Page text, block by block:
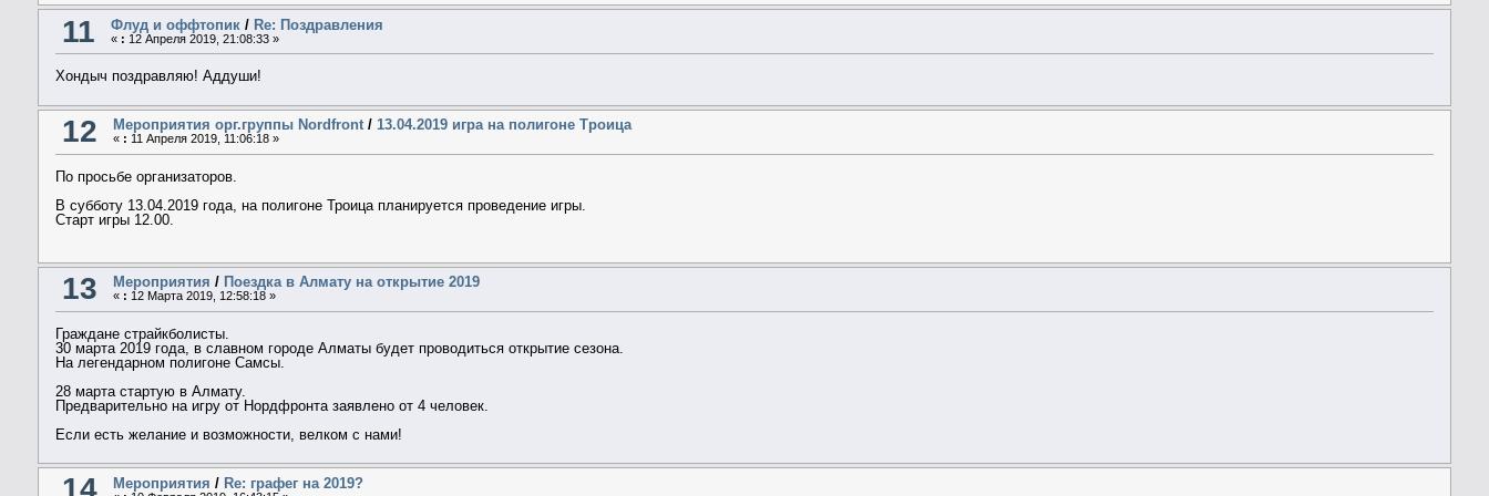
11 Флуд и оффтопик/ Re: Поздравления
« : 12 Апреля 2019, 21:08:33 »
Хондыч поздравляю! Аддуши!
12 Мероприятия орг.группы Nordfront/ 13.04.2019 игра на полигоне Троица
« : 11 Апреля 2019, 11:06:18 »
По просьбе организаторов.
В субботу 13.04.2019 года, на полигоне Троица планируется проведение игры.
Старт игры 12.00.
13 Мероприятия / Поездка в Алмату на открытие 2019
« : 12 Марта 2019, 12:58:18 »
Граждане страйкболисты.
30 марта 2019 года, в славном городе Алматы будет проводиться открытие сезона.
На легендарном полигоне Самсы.
28 марта стартую в Алмату.
Предварительно на игру от Нордфронта заявлено от 4 человек.
Если есть желание и возможности, велком с нами!
14 Мероприятия / Re: графег на 2019?